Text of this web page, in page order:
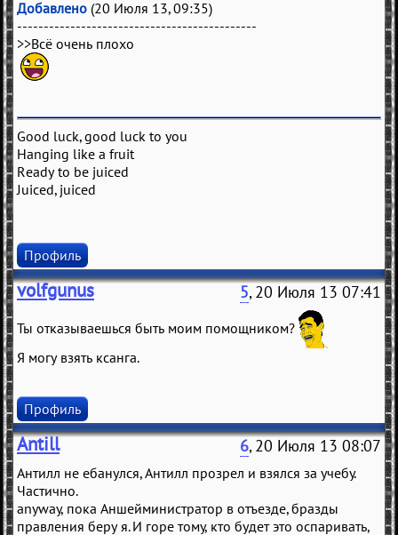
Добавлено (20 Июля 13, 09:35)
---------------------------------------------
>>Всё очень плохо
Good luck, good luck to you
Hanging like a fruit
Ready to be juiced
Juiced, juiced
Профиль
volfgunus 5, 20 Июля 13 07:41
Ты отказываешься быть моим помощником?
Я могу взять ксанга.
Профиль
Antill 6, 20 Июля 13 08:07
Антилл не ебанулся, Антилл прозрел и взялся за учебу.
Частично.
anyway, пока Аншейминистратор в отъезде, бразды
правления беру я. И горе тому, кто будет это оспаривать,